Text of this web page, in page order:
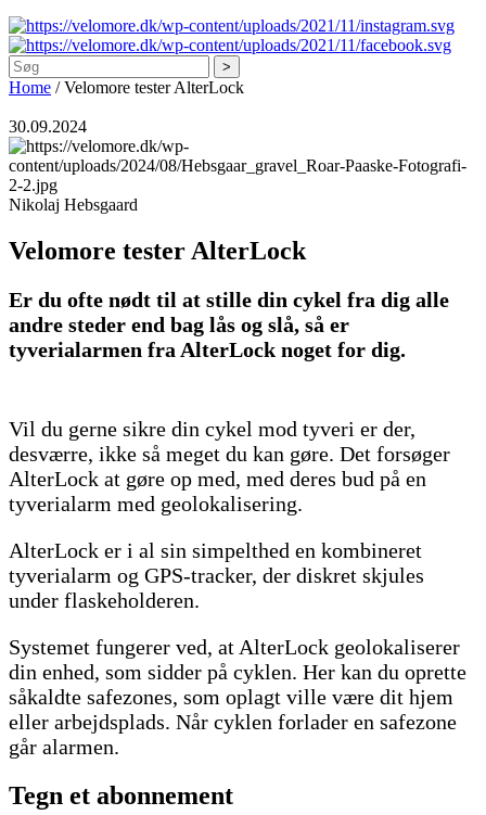
Søg
Home /Velomore tester AlterLock
30.09.2024
Nikolaj Hebsgaard
Velomore tester AlterLock
Er du ofte nødt til at stille din cykel fra dig alle
andre steder end bag lås og slå, så er
tyverialarmen fra AlterLock noget for dig.
Vil du gerne sikre din cykel mod tyveri er der,
desværre, ikke så meget du kan gøre. Det forsøger
AlterLock at gøre op med, med deres bud på en
tyverialarm med geolokalisering.
AlterLock er i al sin simpelthed en kombineret
tyverialarm og GPS-tracker, der diskret skjules
under flaskeholderen.
Systemet fungerer ved, at AlterLock geolokaliserer
din enhed, som sidder på cyklen. Her kan du oprette
såkaldte safezones, som oplagt ville være dit hjem
eller arbejdsplads. Når cyklen forlader en safezone
går alarmen.
Tegn et abonnement